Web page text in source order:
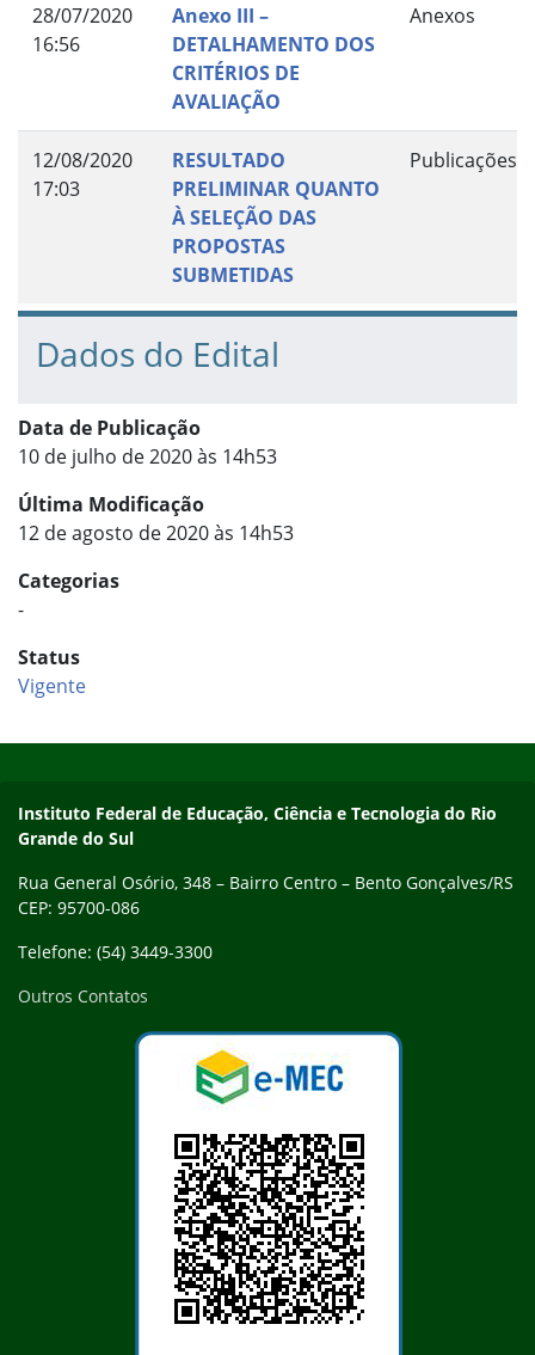
28/07/2020
16:56
Anexo III –
DETALHAMENTO DOS
CRITÉRIOS DE
AVALIAÇÃO
Anexos
12/08/2020
17:03
RESULTADO
PRELIMINAR QUANTO
À SELEÇÃO DAS
PROPOSTAS
SUBMETIDAS
Publicações
Dados do Edital
Data de Publicação
10 de julho de 2020 às 14h53
Última Modificação
12 de agosto de 2020 às 14h53
Categorias
-
Status
Vigente
Contato
Instituto Federal de Educação, Ciência e Tecnologia do Rio
Grande do Sul
Rua General Osório, 348 – Bairro Centro – Bento Gonçalves/RS
CEP: 95700-086
Telefone: (54) 3449-3300
Outros Contatos